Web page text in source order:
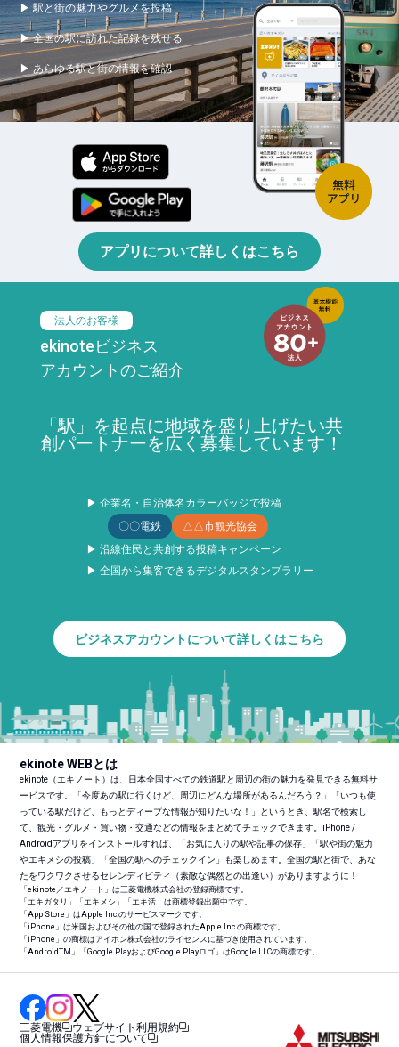
▶ 駅と街の魅力やグルメを投稿
▶ 全国の駅に訪れた記録を残せる
▶ あらゆる駅と街の情報を確認
アプリについて詳しくはこちら
法人のお客様
ekinoteビジネス
アカウントのご紹介
「駅」を起点に地域を盛り上げたい共
創パートナーを広く募集しています！
▶ 企業名・自治体名カラーバッジで投稿
〇〇電鉄
△△市観光協会
▶ 沿線住民と共創する投稿キャンペーン
▶ 全国から集客できるデジタルスタンプラリー
ビジネスアカウントについて詳しくはこちら
ekinote WEBとは
ekinote（エキノート）は、日本全国すべての鉄道駅と周辺の街の魅力を発見できる無料サ
ービスです。「今度あの駅に行くけど、周辺にどんな場所があるんだろう？」「いつも使
っている駅だけど、もっとディープな情報が知りたいな！」というとき、駅名で検索し
て、観光・グルメ・買い物・交通などの情報をまとめてチェックできます。iPhone /
Androidアプリをインストールすれば、「お気に入りの駅や記事の保存」「駅や街の魅力
やエキメシの投稿」「全国の駅へのチェックイン」も楽しめます。全国の駅と街で、あな
たをワクワクさせるセレンディピティ（素敵な偶然との出逢い）がありますように！
「ekinote／エキノート」は三菱電機株式会社の登録商標です。
「エキガタリ」「エキメシ」「エキ活」は商標登録出願中です。
「App Store」はApple Inc.のサービスマークです。
「iPhone」は米国およびその他の国で登録されたApple Inc.の商標です。
「iPhone」の商標はアイホン株式会社のライセンスに基づき使用されています。
「AndroidTM 」「Google PlayおよびGoogle Playロゴ」はGoogle LLCの商標です。
三菱電機
ウェブサイト利用規約
個人情報保護方針について